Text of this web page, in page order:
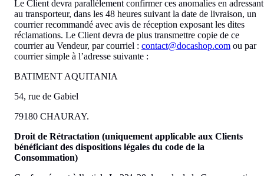
Le Client devra parallèlement confirmer ces anomalies en adressant
au transporteur, dans les 48 heures suivant la date de livraison, un
courrier recommandé avec avis de réception exposant les dites
réclamations. Le Client devra de plus transmettre copie de ce
courrier au Vendeur, par courriel : contact@docashop.com ou par
courrier simple à l’adresse suivante :
BATIMENT AQUITANIA
54, rue de Gabiel
79180 CHAURAY.
Droit de Rétractation (uniquement applicable aux Clients
bénéficiant des dispositions légales du code de la
Consommation)